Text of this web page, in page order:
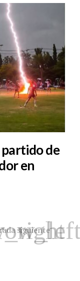
partido de
en
siguiente